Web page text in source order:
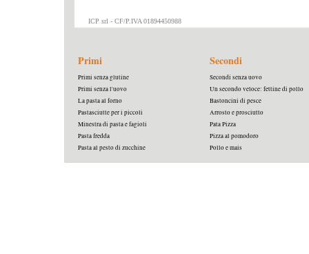
ICP srl - CF/P.IVA 01894450988
Primi
Primi senza glutine
Primi senza l'uovo
La pasta al forno
Pastasciutte per i piccoli
Minestra di pasta e fagioli
Pasta fredda
Pasta al pesto di zucchine
Secondi
Secondi senza uovo
Un secondo veloce: fettine di pollo
Bastoncini di pesce
Arrosto e prosciutto
Pata Pizza
Pizza al pomodoro
Pollo e mais